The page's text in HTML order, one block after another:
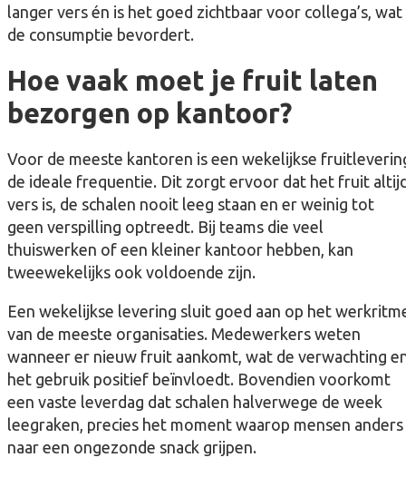
langer vers én is het goed zichtbaar voor collega’s, wat
de consumptie bevordert.
Hoe vaak moet je fruit laten
bezorgen op kantoor?
Voor de meeste kantoren is een wekelijkse
de ideale frequentie. Dit zorgt ervoor dat het fruit
vers is, de schalen nooit leeg staan en er weinig tot
geen verspilling optreedt. Bij teams die veel
thuiswerken of een kleiner kantoor hebben, kan
tweewekelijks ook voldoende zijn.
Een wekelijkse levering sluit goed aan op het
van de meeste organisaties. Medewerkers weten
wanneer er nieuw fruit aankomt, wat de verwachting
het gebruik positief beïnvloedt. Bovendien voorkomt
een vaste leverdag dat schalen halverwege de week
leegraken, precies het moment waarop mensen anders
naar een ongezonde snack grijpen.